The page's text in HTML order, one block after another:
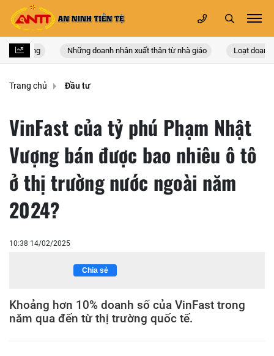
của Đảng Những doanh nhân xuất thân từ nhà giáo Loạt doanh
Trang chủ Đầu tư
VinFast của tỷ phú Phạm Nhật
Vượng bán được bao nhiêu ô tô
ở thị trường nước ngoài năm
2024?
10:38 14/02/2025
Chia sẻ
Khoảng hơn 10% doanh số của VinFast trong
năm qua đến từ thị trường quốc tế.